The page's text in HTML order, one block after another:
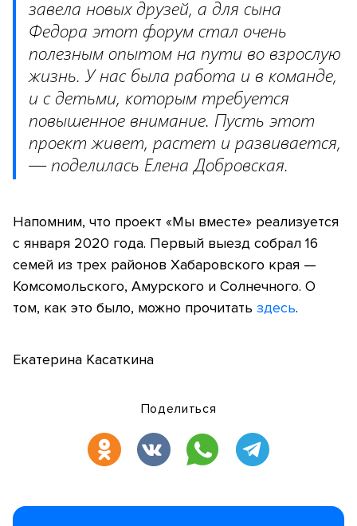
завела новых друзей, а для сына
Федора этот форум стал очень
полезным опытом на пути во взрослую
жизнь. У нас была работа и в команде,
и с детьми, которым требуется
повышенное внимание. Пусть этот
проект живет, растет и развивается,
— поделилась Елена Добровская.
Напомним, что проект «Мы вместе» реализуется
с января 2020 года. Первый выезд собрал 16
семей из трех районов Хабаровского края —
Комсомольского, Амурского и Солнечного. О
том, как это было, можно прочитать здесь.
Екатерина Касаткина
Поделиться